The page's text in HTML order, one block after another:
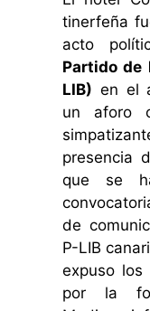
tinerfeña
acto
Partido de
LIB) en el
un aforo
presencia
que se
de
P-LIB
expuso los
por la